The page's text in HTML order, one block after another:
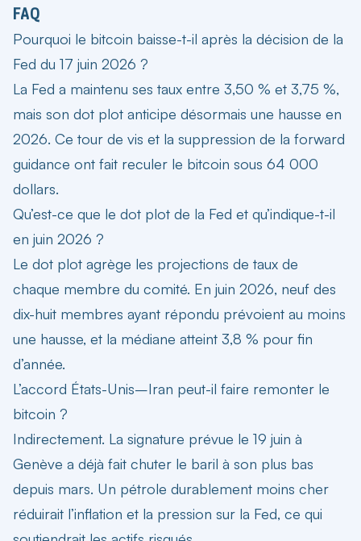
FAQ
Pourquoi le bitcoin baisse-t-il après la décision de la
Fed du 17 juin 2026 ?
La Fed a maintenu ses taux entre 3,50 % et 3,75 %,
mais son dot plot anticipe désormais une hausse en
2026. Ce tour de vis et la suppression de la forward
guidance ont fait reculer le bitcoin sous 64 000
dollars.
Qu’est-ce que le dot plot de la Fed et qu’indique-t-il
en juin 2026 ?
Le dot plot agrège les projections de taux de
chaque membre du comité. En juin 2026, neuf des
dix-huit membres ayant répondu prévoient au moins
une hausse, et la médiane atteint 3,8 % pour fin
d’année.
L’accord États-Unis–Iran peut-il faire remonter le
bitcoin ?
Indirectement. La signature prévue le 19 juin à
Genève a déjà fait chuter le baril à son plus bas
depuis mars. Un pétrole durablement moins cher
réduirait l’inflation et la pression sur la Fed, ce qui